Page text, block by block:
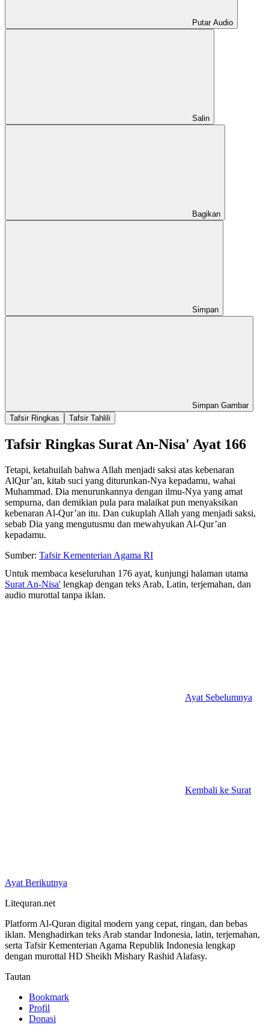
Putar Audio
Salin
Bagikan
Simpan
Simpan Gambar
Tafsir Ringkas
Tafsir Tahlili
Tafsir Ringkas Surat An-Nisa' Ayat 166
Tetapi, ketahuilah bahwa Allah menjadi saksi atas kebenaran
AlQur’an, kitab suci yang diturunkan-Nya kepadamu, wahai
Muhammad. Dia menurunkannya dengan ilmu-Nya yang amat
sempurna, dan demikian pula para malaikat pun menyaksikan
kebenaran Al-Qur’an itu. Dan cukuplah Allah yang menjadi saksi,
sebab Dia yang mengutusmu dan mewahyukan Al-Qur’an
kepadamu.
Sumber: Tafsir Kementerian Agama RI
Untuk membaca keseluruhan 176 ayat, kunjungi halaman utama
Surat An-Nisa' lengkap dengan teks Arab, Latin, terjemahan, dan
audio murottal tanpa iklan.
Ayat Sebelumnya
Kembali ke Surat
Ayat Berikutnya
Litequran.net
Platform Al-Quran digital modern yang cepat, ringan, dan bebas
iklan. Menghadirkan teks Arab standar Indonesia, latin, terjemahan,
serta Tafsir Kementerian Agama Republik Indonesia lengkap
dengan murottal HD Sheikh Mishary Rashid Alafasy.
Tautan
Bookmark
Profil
Donasi